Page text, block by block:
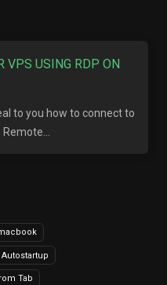
Autostartup
Tab
VPS USING RDP ON
to you how to connect to